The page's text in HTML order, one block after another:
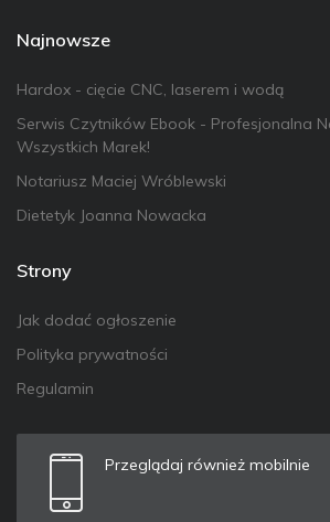
Najnowsze
Hardox - cięcie CNC, laserem i wodą
Serwis Czytników Ebook - Profesjonalna
Wszystkich Marek!
Notariusz Maciej Wróblewski
Dietetyk Joanna Nowacka
Strony
Jak dodać ogłoszenie
Polityka prywatności
Regulamin
Przeglądaj również mobilnie